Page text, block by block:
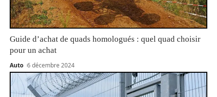
Guide d’achat de quads homologués : quel quad choisir
pour un achat
Auto 6 décembre 2024